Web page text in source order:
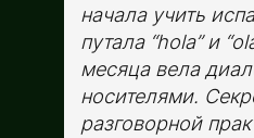
начала учить
путала “hola” и
месяца вела
носителями.
разговорной